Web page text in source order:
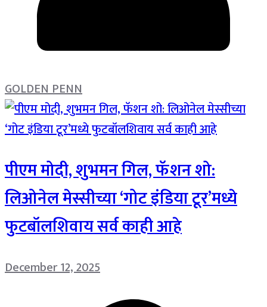
GOLDEN PENN
पीएम मोदी, शुभमन गिल, फॅशन शो:
लिओनेल मेस्सीच्या ‘गोट इंडिया टूर’मध्ये
फुटबॉलशिवाय सर्व काही आहे
December 12, 2025